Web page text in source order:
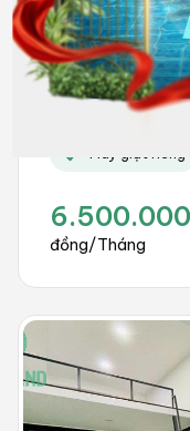
301
6.500.000
đồng/Tháng